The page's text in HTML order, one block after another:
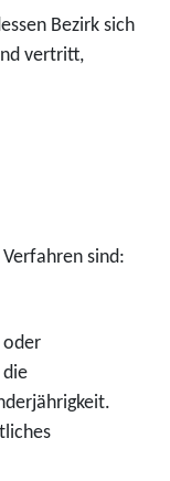
Bezirk sich
vertritt,
sind:
oder